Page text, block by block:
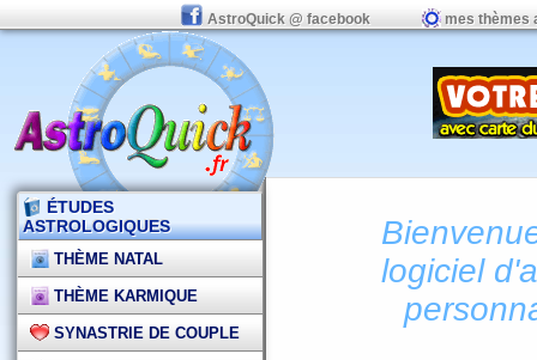
AstroQuick @ facebook mes thèmes
ÉTUDES
ASTROLOGIQUES
THÈME NATAL
THÈME KARMIQUE
SYNASTRIE DE COUPLE
logiciel